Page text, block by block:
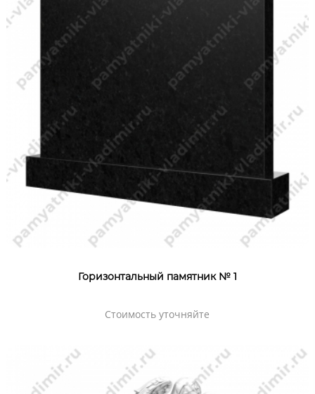
Горизонтальный памятник № 1
Стоимость уточняйте